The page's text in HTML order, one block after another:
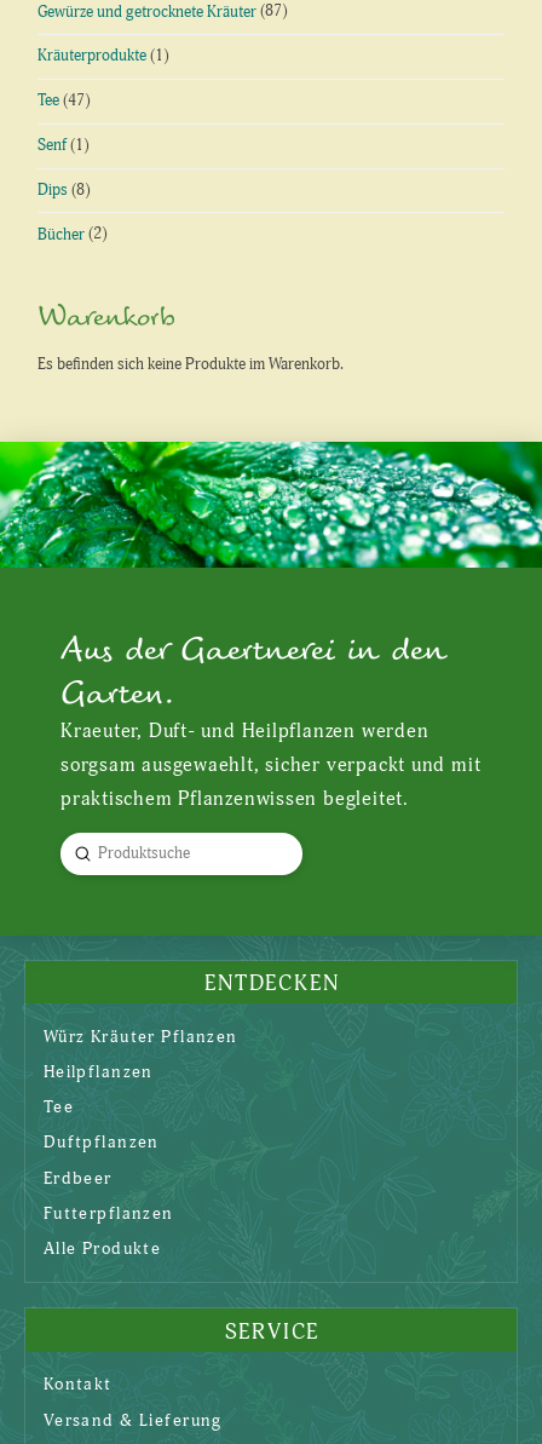
Gewürze und getrocknete Kräuter (87)
Kräuterprodukte (1)
Tee (47)
Senf(1)
Dips (8)
Bücher (2)
Warenkorb
Es befinden sich keine Produkte im Warenkorb.
Aus der Gaertnerei in den
Garten.
Kraeuter, Duft- und Heilpflanzen werden
sorgsam ausgewaehlt, sicher verpackt und mit
praktischem Pflanzenwissen begleitet.
Search
Submit
ENTDECKEN
Würz Kräuter Pflanzen
Heilpflanzen
Tee
Duftpflanzen
Erdbeer
Futterpflanzen
Alle Produkte
SERVICE
Kontakt
Versand & Lieferung